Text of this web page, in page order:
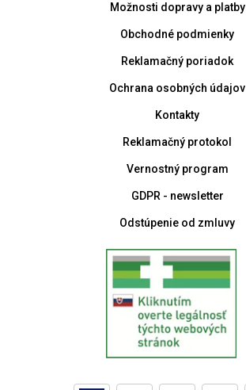
Možnosti dopravy a platby
Obchodné podmienky
Reklamačný poriadok
Ochrana osobných údajov
Kontakty
Reklamačný protokol
Vernostný program
GDPR - newsletter
Odstúpenie od zmluvy